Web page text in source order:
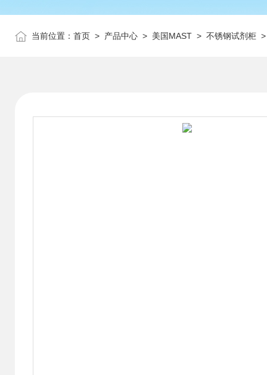
当前位置： 首页 > 产品中心 > 美国MAST > 不锈钢试剂柜